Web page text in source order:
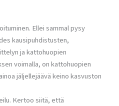
Ellei sammal pysy
kausipuhdistusten,
ja kattohuopien
voimalla, on kattohuopien
jäljellejäävä keino kasvuston
Kertoo siitä, että